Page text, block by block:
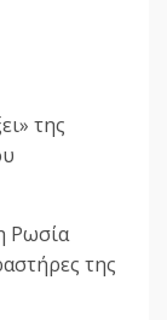
της
Ρωσία
της